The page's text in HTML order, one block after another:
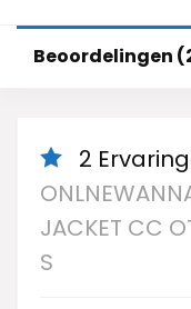
Beoordelingen
2
JACKET CC
S